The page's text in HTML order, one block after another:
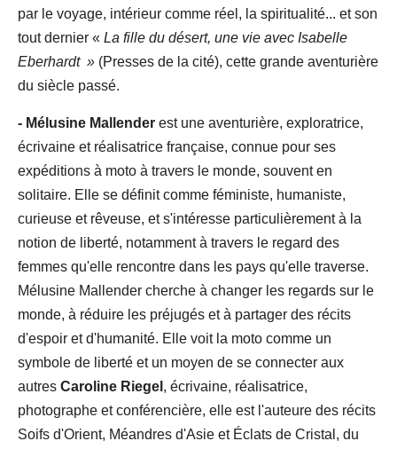
par le voyage, intérieur comme réel, la spiritualité... et son
tout dernier « La fille du désert, une vie avec Isabelle
Eberhardt » (Presses de la cité), cette grande aventurière
du siècle passé.
- Mélusine Mallender est une aventurière, exploratrice,
écrivaine et réalisatrice française, connue pour ses
expéditions à moto à travers le monde, souvent en
solitaire. Elle se définit comme féministe, humaniste,
curieuse et rêveuse, et s'intéresse particulièrement à la
notion de liberté, notamment à travers le regard des
femmes qu'elle rencontre dans les pays qu'elle traverse.
Mélusine Mallender cherche à changer les regards sur le
monde, à réduire les préjugés et à partager des récits
d'espoir et d'humanité. Elle voit la moto comme un
symbole de liberté et un moyen de se connecter aux
autres Caroline Riegel , écrivaine, réalisatrice,
photographe et conférencière, elle est l'auteure des récits
Soifs d'Orient, Méandres d'Asie et Éclats de Cristal, du